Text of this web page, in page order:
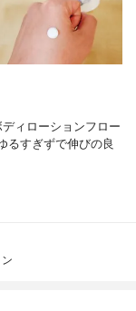
ィローションフロー
るすぎずで伸びの良